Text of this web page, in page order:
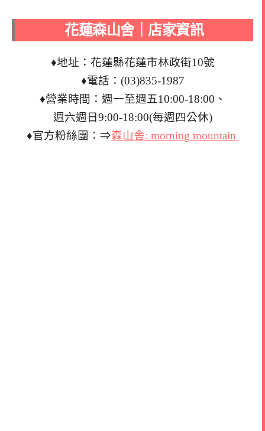
花蓮森山舍｜店家資訊
♦地址：花蓮縣花蓮市林政街10號
♦電話：(03)835-1987
♦營業時間：週一至週五10:00-18:00、
週六週日9:00-18:00(每週四公休)
♦官方粉絲團：⇒森山舎: morning mountain